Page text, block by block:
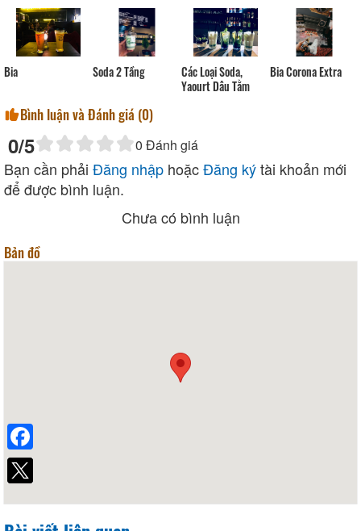
Bia Soda 2 Tầng
Các Loại Soda,
Yaourt Dâu Tằm
Bia Corona Extra
Bình luận và Đánh giá (0)
0/5 0 Đánh giá
Bạn cần phải Đăng nhập hoặcĐăng kýtài khoản mới
để được bình luận.
Chưa có bình luận
Bản đồ
Facebook